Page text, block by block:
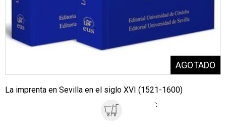
La imprenta en Sevilla en el siglo XVI (1521-1600)
';